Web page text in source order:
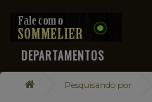
DEPARTAMENTOS
Pesquisando por